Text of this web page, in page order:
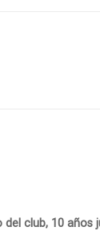
club, 10 años